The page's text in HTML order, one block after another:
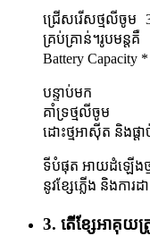
ជ្រើសរើសថ្មលីចូម
គ្រប់គ្រាន់។រូបមន្ត
Battery Capacity
បន្ទាប់ម
គាំទ្រថ្មលីចូម ឬធ
ដោះថ្មអាសុីត និងផ្ត
ទីបំផុត អាយដំឡើង
នូវខ្សែភ្លើង និងការដ
3. តើ​ខ្សែ​អាគុយ​